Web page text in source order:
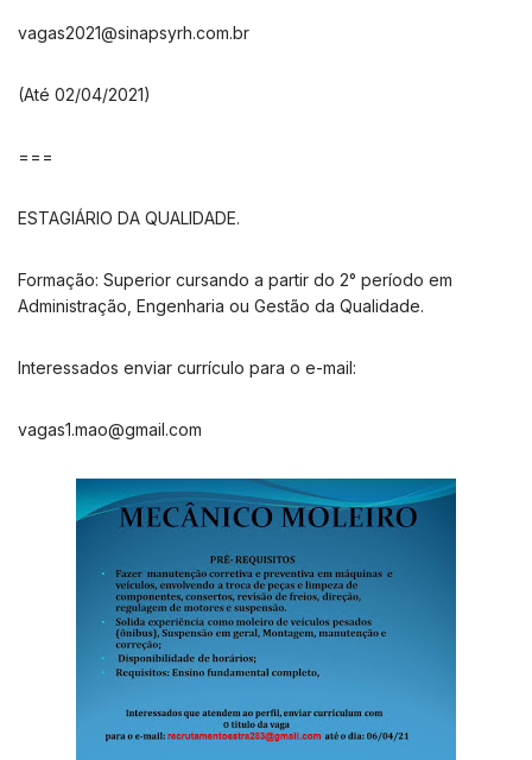
vagas2021@sinapsyrh.com.br
(Até 02/04/2021)
===
ESTAGIÁRIO DA QUALIDADE.
Formação: Superior cursando a partir do 2° período em
Administração, Engenharia ou Gestão da Qualidade.
Interessados enviar currículo para o e-mail:
vagas1.mao@gmail.com